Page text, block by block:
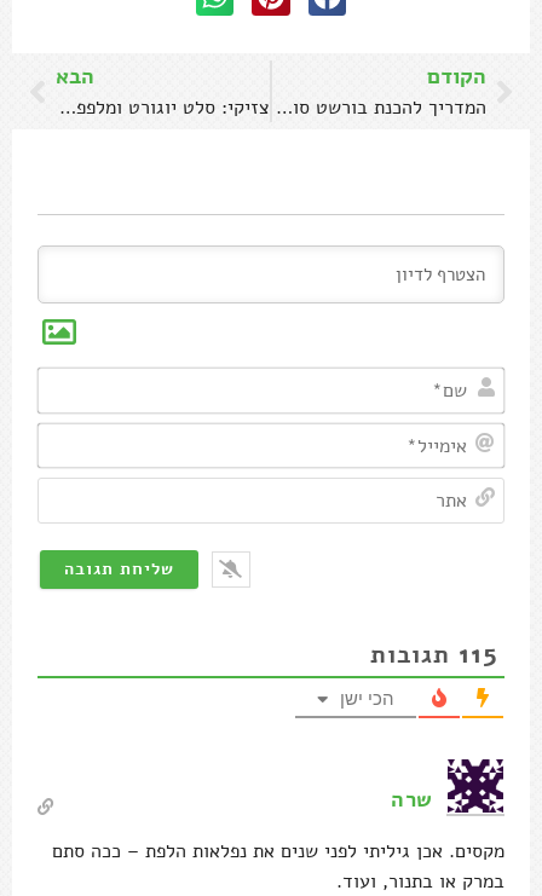
הקודם
המדריך להכנת בורשט סובייטי: מרק סלק חמצמץ
הבא
צזיקי: סלט יוגורט ומלפפונים
115 תגובות
הכי ישן
שרה
מקסים. אכן גיליתי לפני שנים את נפלאות הלפת – ככה סתם
במרק או בתנור, ועוד.